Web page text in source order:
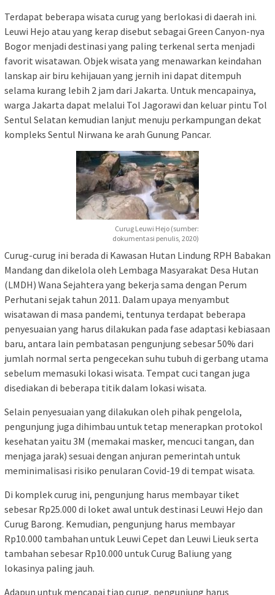
Terdapat beberapa wisata curug yang berlokasi di daerah ini.
Leuwi Hejo atau yang kerap disebut sebagai Green Canyon-nya
Bogor menjadi destinasi yang paling terkenal serta menjadi
favorit wisatawan. Objek wisata yang menawarkan keindahan
lanskap air biru kehijauan yang jernih ini dapat ditempuh
selama kurang lebih 2 jam dari Jakarta. Untuk mencapainya,
warga Jakarta dapat melalui Tol Jagorawi dan keluar pintu Tol
Sentul Selatan kemudian lanjut menuju perkampungan dekat
kompleks Sentul Nirwana ke arah Gunung Pancar.
Curug Leuwi Hejo (sumber:
dokumentasi penulis, 2020)
Curug-curug ini berada di Kawasan Hutan Lindung RPH Babakan
Mandang dan dikelola oleh Lembaga Masyarakat Desa Hutan
(LMDH) Wana Sejahtera yang bekerja sama dengan Perum
Perhutani sejak tahun 2011. Dalam upaya menyambut
wisatawan di masa pandemi, tentunya terdapat beberapa
penyesuaian yang harus dilakukan pada fase adaptasi kebiasaan
baru, antara lain pembatasan pengunjung sebesar 50% dari
jumlah normal serta pengecekan suhu tubuh di gerbang utama
sebelum memasuki lokasi wisata. Tempat cuci tangan juga
disediakan di beberapa titik dalam lokasi wisata.
Selain penyesuaian yang dilakukan oleh pihak pengelola,
pengunjung juga dihimbau untuk tetap menerapkan protokol
kesehatan yaitu 3M (memakai masker, mencuci tangan, dan
menjaga jarak) sesuai dengan anjuran pemerintah untuk
meminimalisasi risiko penularan Covid-19 di tempat wisata.
Di komplek curug ini, pengunjung harus membayar tiket
sebesar Rp25.000 di loket awal untuk destinasi Leuwi Hejo dan
Curug Barong. Kemudian, pengunjung harus membayar
Rp10.000 tambahan untuk Leuwi Cepet dan Leuwi Lieuk serta
tambahan sebesar Rp10.000 untuk Curug Baliung yang
lokasinya paling jauh.
Adapun untuk mencapai tiap curug, pengunjung harus